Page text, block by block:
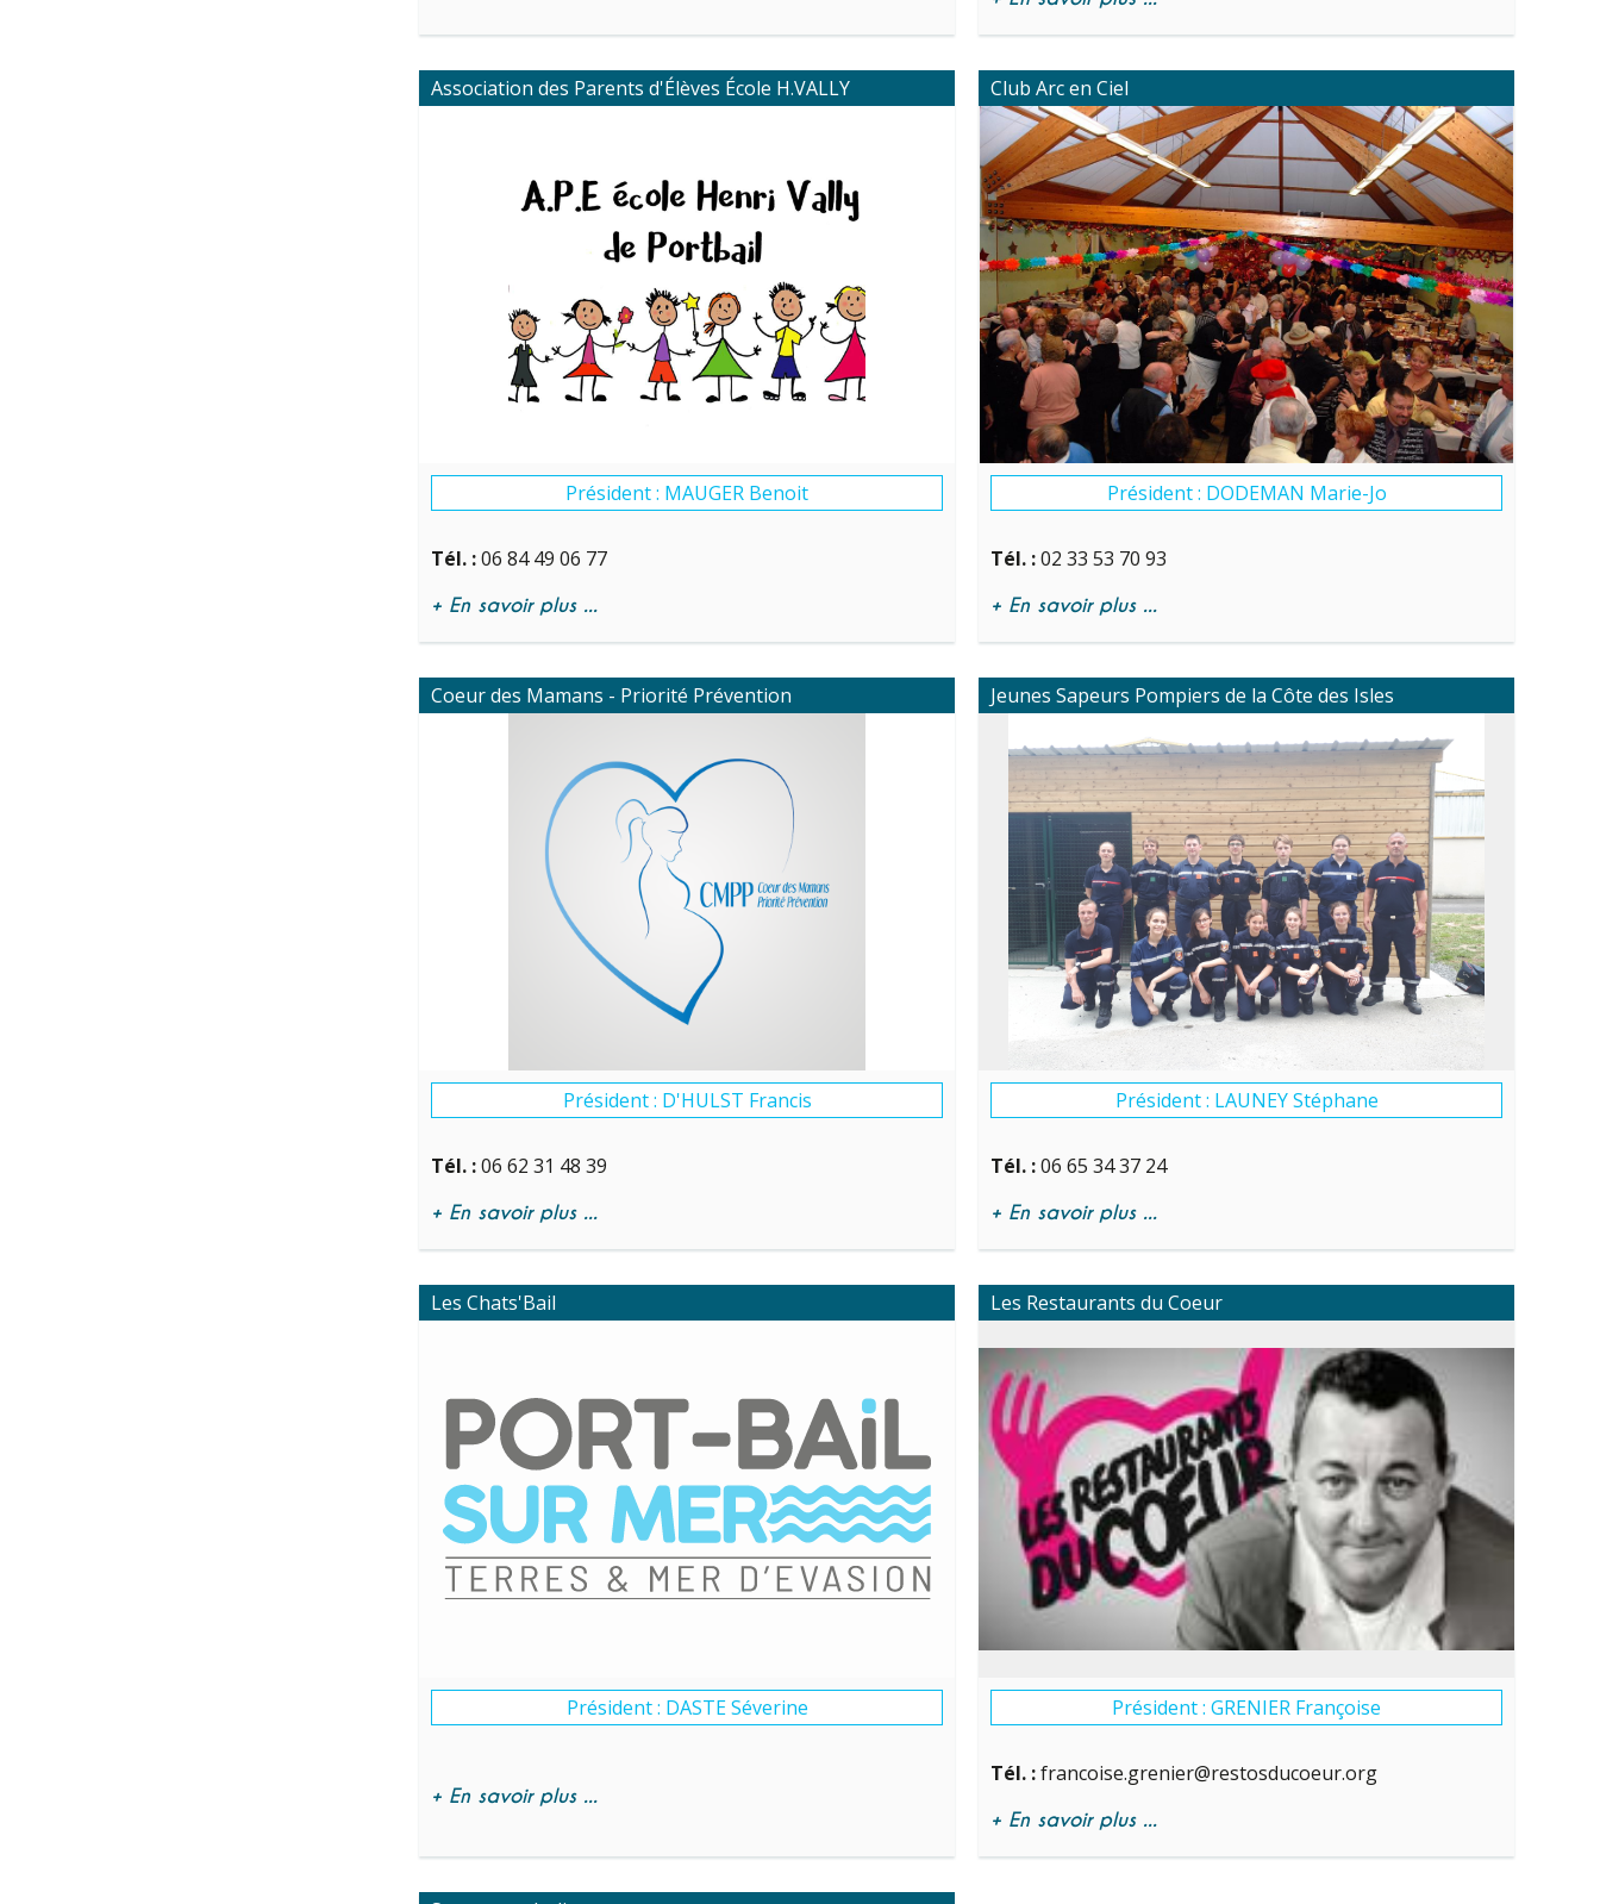
Association des Parents d'Élèves École H.VALLY
Président : MAUGER Benoit
Tél. :06 84 49 06 77
+ En savoir plus ...
Club Arc en Ciel
Président : DODEMAN Marie-Jo
Tél. :02 33 53 70 93
+ En savoir plus ...
Coeur des Mamans - Priorité Prévention
Président : D'HULST Francis
Tél. :06 62 31 48 39
+ En savoir plus ...
Jeunes Sapeurs Pompiers de la Côte des Isles
Président : LAUNEY Stéphane
Tél. :06 65 34 37 24
+ En savoir plus ...
Les Chats'Bail
Président : DASTE Séverine
+ En savoir plus ...
Les Restaurants du Coeur
Président : GRENIER Françoise
Tél. :francoise.grenier@restosducoeur.org
+ En savoir plus ...